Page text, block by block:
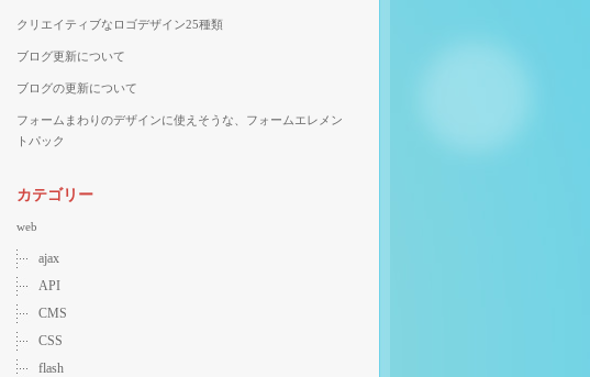
クリエイティブなロゴデザイン25種類
ブログ更新について
ブログの更新について
フォームまわりのデザインに使えそうな、フォームエレメン
トパック
カテゴリー
web
ajax
API
CMS
CSS
flash